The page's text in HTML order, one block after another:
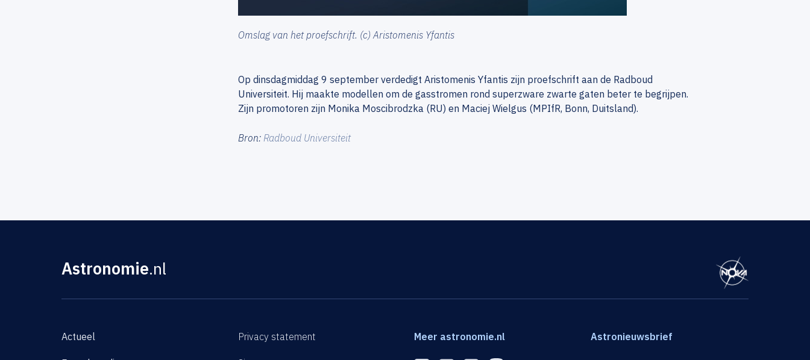
Omslag van het proefschrift. (c) Aristomenis Yfantis
Op dinsdagmiddag 9 september verdedigt Aristomenis Yfantis zijn proefschrift aan de Radboud
Universiteit. Hij maakte modellen om de gasstromen rond superzware zwarte gaten beter te begrijpen.
Zijn promotoren zijn Monika Moscibrodzka (RU) en Maciej Wielgus (MPIfR, Bonn, Duitsland).
Bron: Radboud Universiteit
Astronomie.nl
Actueel Privacy statement Meer astronomie.nl Astronieuwsbrief